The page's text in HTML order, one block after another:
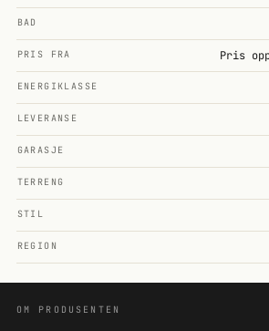
BAD
PRIS FRA Pris
ENERGIKLASSE
LEVERANSE
GARASJE
TERRENG
STIL
REGION
OM PRODUSENTEN